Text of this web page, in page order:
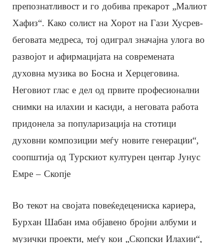
препознатливост и го добива прекарот „Малиот
Хафиз“. Како солист на Хорот на Гази Хусрев-
беговата медреса, тој одиграл значајна улога во
развојот и афирмацијата на современата
духовна музика во Босна и Херцеговина.
Неговиот глас е дел од првите професионални
снимки на илахии и касиди, а неговата работа
придонела за популаризација на стотици
духовни композиции меѓу новите генерации“,
соопштија од Турскиот културен центар Јунус
Емре – Скопје
Во текот на својата повеќедецениска кариера,
Бурхан Шабан има објавено бројни албуми и
музички проекти, меѓу кои „Скопски Илахии“,